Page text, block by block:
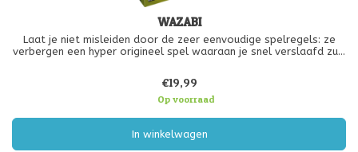
WAZABI
Laat je niet misleiden door de zeer eenvoudige spelregels: ze
verbergen een hyper origineel spel waaraan je snel verslaafd zult
€19,99
Op voorraad
In winkelwagen